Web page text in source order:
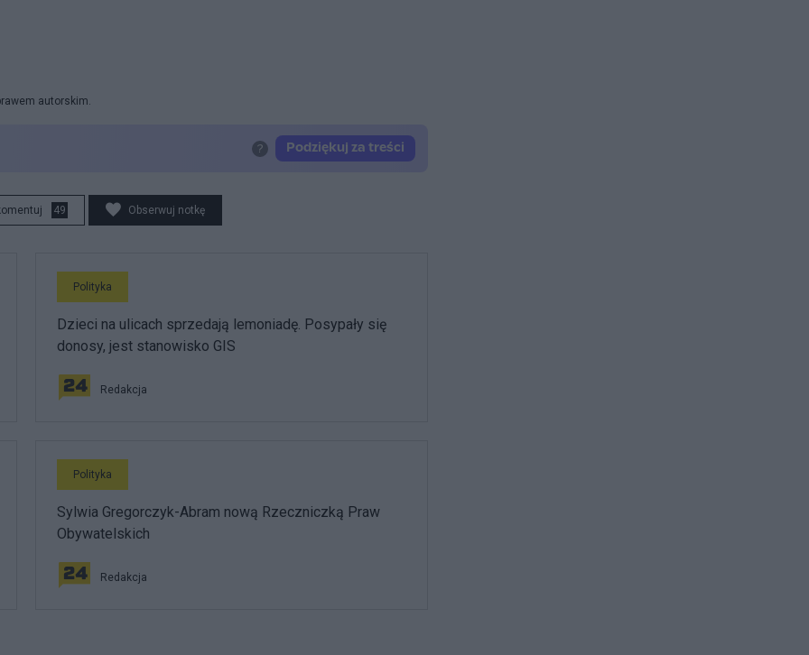
autorskim.
49 Obserwuj notkę
Polityka
Dzieci na ulicach sprzedają lemoniadę. Posypały się
donosy, jest stanowisko GIS
Redakcja
Polityka
Sylwia Gregorczyk-Abram nową Rzeczniczką Praw
Obywatelskich
Redakcja